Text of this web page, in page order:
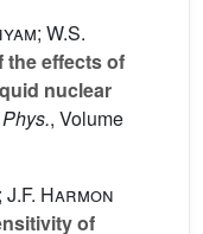
W.S.
the effects of
nuclear
, Volume
Harmon
of